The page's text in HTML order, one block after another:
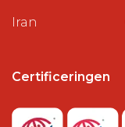
Iran
Certificeringen